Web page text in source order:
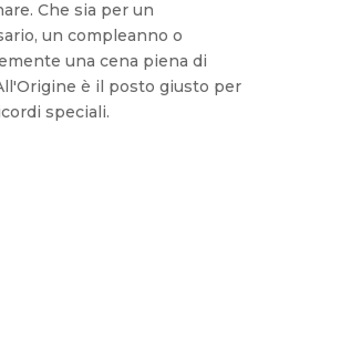
Che sia per un
un compleanno o
una cena piena di
è il posto giusto per
speciali.